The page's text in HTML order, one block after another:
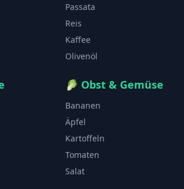
Passata
Reis
Kaffee
Olivenöl
🥬 Obst & Gemüse
Bananen
Äpfel
Kartoffeln
Tomaten
Salat